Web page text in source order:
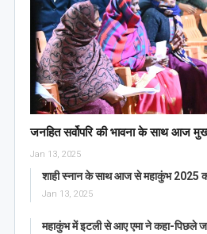
जनहित सर्वोपरि की भावना के साथ आज
Jan 13, 2025
शाही स्नान के साथ आज से महाकुंभ 2025
Jan 13, 2025
महाकुंभ में इटली से आए एमा ने कहा-पिछले